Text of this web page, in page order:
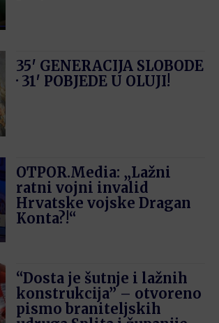
35′ GENERACIJA SLOBODE
· 31′ POBJEDE U OLUJI!
OTPOR.Media: „Lažni
ratni vojni invalid
Hrvatske vojske Dragan
Konta?!“
“Dosta je šutnje i lažnih
konstrukcija” – otvoreno
pismo braniteljskih